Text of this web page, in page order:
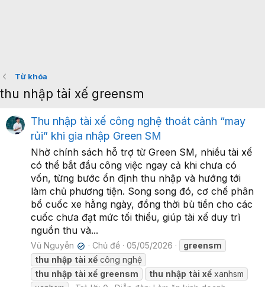
Từ khóa
thu nhập tài xế greensm
Thu nhập tài xế công nghệ thoát cảnh “may
rủi” khi gia nhập Green SM
Nhờ chính sách hỗ trợ từ Green SM, nhiều tài xế
có thể bắt đầu công việc ngay cả khi chưa có
vốn, từng bước ổn định thu nhập và hướng tới
làm chủ phương tiện. Song song đó, cơ chế phân
bổ cuốc xe hằng ngày, đồng thời bù tiền cho các
cuốc chưa đạt mức tối thiểu, giúp tài xế duy trì
nguồn thu và...
Vũ Nguyễn ✔ Chủ đề 05/05/2026
greensm
thu nhập tài xế công nghệ
thu nhập tài xế greensm thu nhập tài xế xanhsm